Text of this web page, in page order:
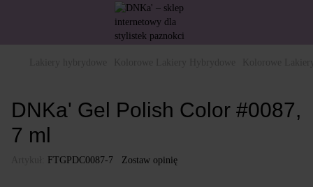
DNKa' Gel Polish Color #0087,
7 ml
FTGPDC0087-7 Zostaw opinię